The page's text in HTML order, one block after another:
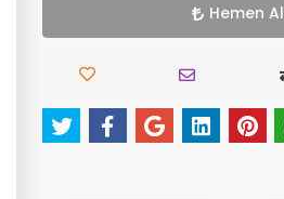
Hemen Al